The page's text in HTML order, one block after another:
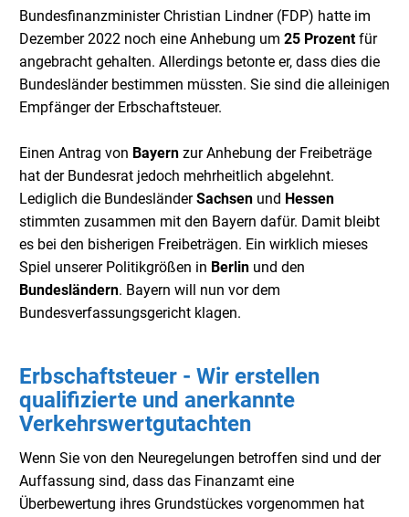
Bundesfinanzminister Christian Lindner (FDP) hatte im
Dezember 2022 noch eine Anhebung um 25 Prozentfür
angebracht gehalten. Allerdings betonte er, dass dies die
Bundesländer bestimmen müssten. Sie sind die alleinigen
Empfänger der Erbschaftsteuer.
Einen Antrag von Bayern zur Anhebung der Freibeträge
hat der Bundesrat jedoch mehrheitlich abgelehnt.
Lediglich die BundesländerSachsen und Hessen
stimmten zusammen mit den Bayern dafür. Damit bleibt
es bei den bisherigen Freibeträgen. Ein wirklich mieses
Spiel unserer Politikgrößen in Berlin und den
Bundesländern. Bayern will nun vor dem
Bundesverfassungsgericht klagen.
Erbschaftsteuer - Wir erstellen
qualifizierte und anerkannte
Verkehrswertgutachten
Wenn Sie von den Neuregelungen betroffen sind und der
Auffassung sind, dass das Finanzamt eine
Überbewertung ihres Grundstückes vorgenommen hat